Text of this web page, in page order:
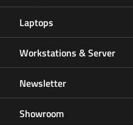
Laptops
Workstations & Server
Newsletter
Showroom